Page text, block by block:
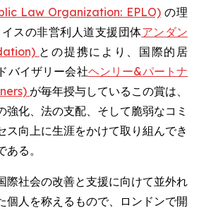
Law Organization: EPLO)の理
スの非営利人道支援団体アンダン
との提携により、国際的居
バイザリー会社ヘンリー&パートナ
が毎年授与しているこの賞は、
強化、法の支配、そして脆弱なコミ
ス向上に生涯をかけて取り組んでき
る。
際社会の改善と支援に向けて並外れ
個人を称えるもので、ロンドンで開